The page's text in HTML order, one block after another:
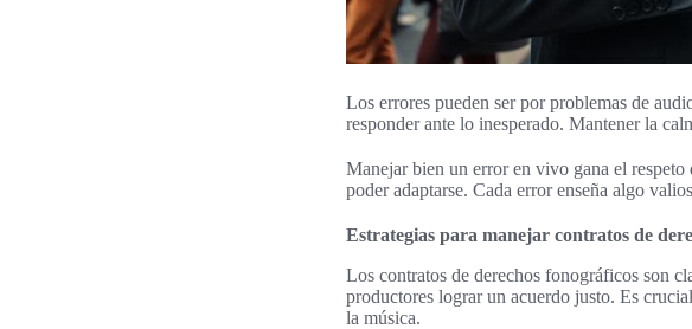
Los errores pueden ser por problemas de
responder ante lo inesperado. Mantener la
Manejar bien un error en vivo gana el
poder adaptarse. Cada error enseña algo
Estrategias para manejar contratos de
Los contratos de derechos fonográficos son
productores lograr un acuerdo justo. Es
la música.